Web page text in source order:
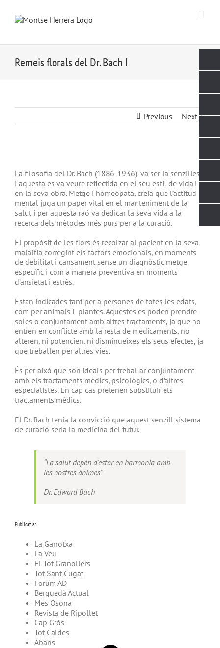
content
Remeis florals del Dr. Bach I
Previous Next
Image
La filosofia del Dr. Bach (1886-1936), va ser la senzillesa,
i aquesta es va veure reflectida en el seu estil de vida i
en la seva obra. Metge i homeòpata, creia que l’actitud
mental juga un paper vital en el manteniment de la
salut i per aquesta raó va dedicar la seva vida a la
recerca dels mètodes més purs per a la curació.
El propòsit de les flors és recolzar al pacient en la seva
malaltia corregint els factors emocionals, en moments
de debilitat i cansament sense un diagnòstic metge
específic i com a manera preventiva en moments
d’ansietat i estrès.
Estan indicades tant per a persones de totes les edats,
com per animals i plantes. Aquestes es poden prendre
soles o conjuntament amb altres tractaments, ja que no
entren en conflicte amb la resta de medicaments, no
alteren, ni potencien, ni disminueixes els seus efectes, ja
que treballen per altres vies.
És per això que són ideals per treballar conjuntament
amb els tractaments mèdics, psicològics, o d’altres
especialistes. En cap cas pretenen substituir els
tractaments mèdics.
El Dr. Bach tenia la convicció que aquest senzill sistema
de curació seria la medicina del futur.
“La salut depèn d’estar en harmonia amb
les nostres ànimes”
Dr. Edward Bach
Publicat a:
La Garrotxa
La Veu
El Tot Granollers
Tot Sant Cugat
Forum AD
Berguedà Actual
Mes Osona
Revista de Ripollet
Cap Gròs
Tot Caldes
Abans